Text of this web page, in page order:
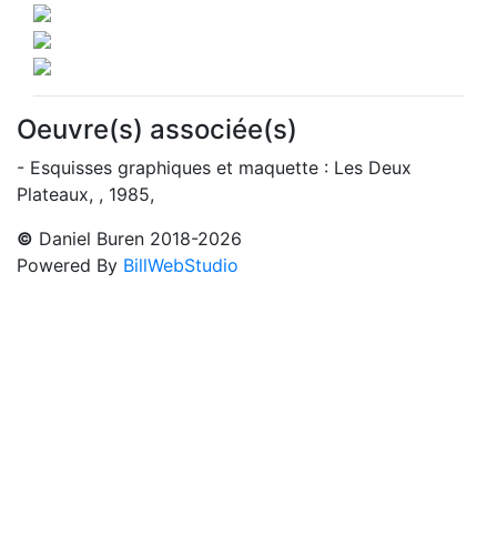
Oeuvre(s) associée(s)
- Esquisses graphiques et maquette : Les Deux
Plateaux, , 1985,
© Daniel Buren 2018-2026
Powered By BillWebStudio